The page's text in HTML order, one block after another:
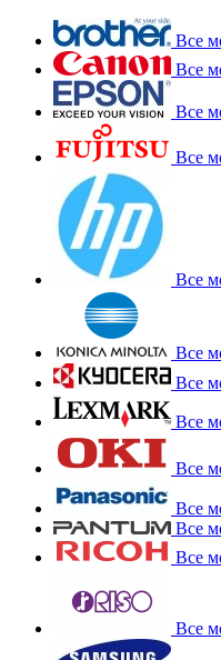
Все
Все
Все
Все
Все
Все
Все
Все
Все
Все
Все
Все
Все